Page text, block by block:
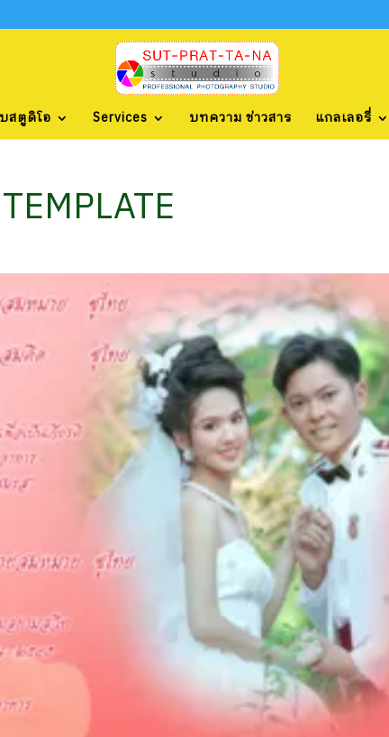
สตูดิโอ Services บทความ ข่าวสาร แกลเลอรี่